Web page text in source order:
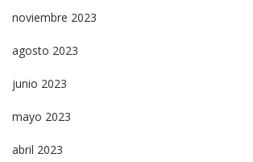
noviembre 2023
agosto 2023
junio 2023
mayo 2023
abril 2023